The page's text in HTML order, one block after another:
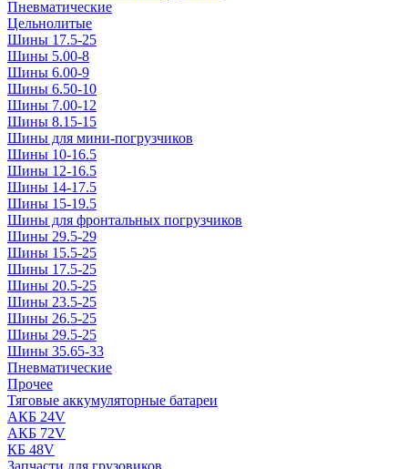
Пневматические
Цельнолитые
Шины 17.5-25
Шины 5.00-8
Шины 6.00-9
Шины 6.50-10
Шины 7.00-12
Шины 8.15-15
Шины для мини-погрузчиков
Шины 10-16.5
Шины 12-16.5
Шины 14-17.5
Шины 15-19.5
Шины для фронтальных погрузчиков
Шины 29.5-29
Шины 15.5-25
Шины 17.5-25
Шины 20.5-25
Шины 23.5-25
Шины 26.5-25
Шины 29.5-25
Шины 35.65-33
Пневматические
Прочее
Тяговые аккумуляторные батареи
АКБ 24V
АКБ 72V
КБ 48V
Запчасти для грузовиков